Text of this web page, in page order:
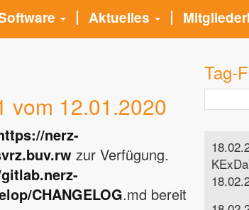
Aktuelles
vom 12.01.2020
nerz-
zur Verfügung.
CHANGELOG.md bereit
Tag-